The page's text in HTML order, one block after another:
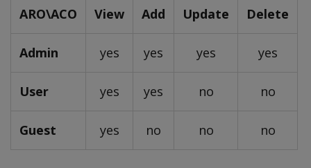
ARO\ACO View Add Update Delete
Admin yes yes yes yes
User yes yes no no
Guest yes no no no